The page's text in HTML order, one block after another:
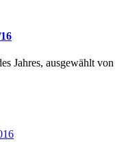
Jahres, ausgewählt von